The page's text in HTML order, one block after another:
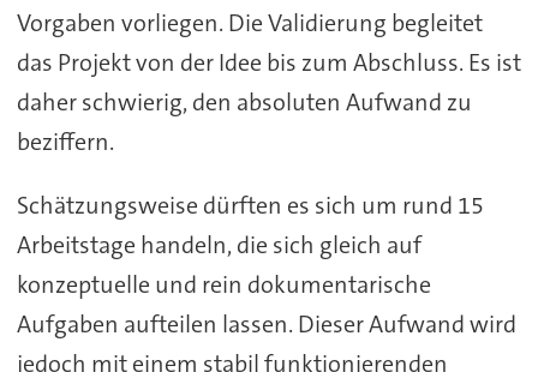
Vorgaben vorliegen. Die Validierung begleitet
das Projekt von der Idee bis zum Abschluss. Es ist
daher schwierig, den absoluten Aufwand zu
beziffern.
Schätzungsweise dürften es sich um rund 15
Arbeitstage handeln, die sich gleich auf
konzeptuelle und rein dokumentarische
Aufgaben aufteilen lassen. Dieser Aufwand wird
jedoch mit einem stabil funktionierenden